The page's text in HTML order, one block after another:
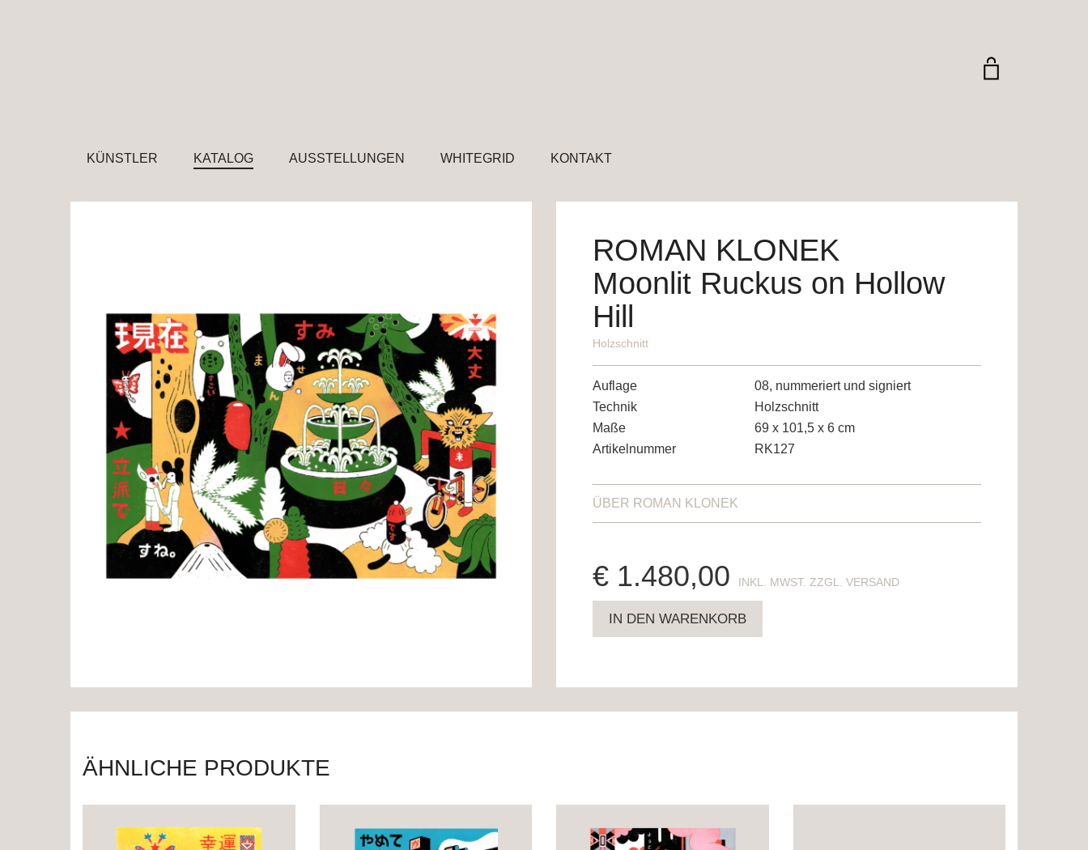
KÜNSTLER KATALOG AUSSTELLUNGEN WHITEGRID KONTAKT
ROMAN KLONEK
Moonlit Ruckus on Hollow
Hill
Holzschnitt
Auflage
08, nummeriert und signiert
Technik
Holzschnitt
Maße
69 x 101,5 x 6 cm
Artikelnummer
RK127
ÜBER ROMAN KLONEK
€ 1.480,00
IN DEN WARENKORB
ÄHNLICHE PRODUKTE